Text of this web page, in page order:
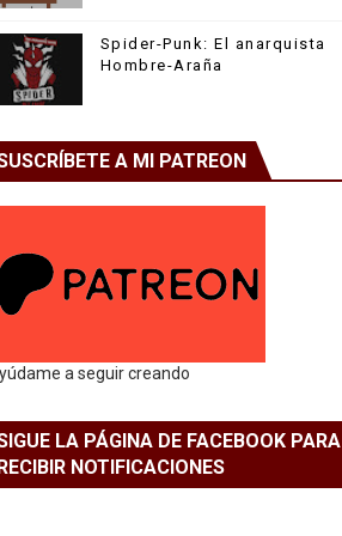
Spider-Punk: El anarquista
Hombre-Araña
A MI PATREON
a seguir creando
LA PÁGINA DE FACEBOOK PARA
NOTIFICACIONES